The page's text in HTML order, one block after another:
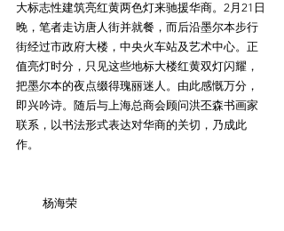
大标志性建筑亮红黄两色灯来驰援华商。2月21日
晚，笔者走访唐人街并就餐，而后沿墨尔本步行
街经过市政府大楼，中央火车站及艺术中心。正
值亮灯时分，只见这些地标大楼红黄双灯闪耀，
把墨尔本的夜点缀得瑰丽迷人。由此感慨万分，
即兴吟诗。随后与上海总商会顾问洪丕森书画家
联系，以书法形式表达对华商的关切，乃成此
作。
          杨海荣